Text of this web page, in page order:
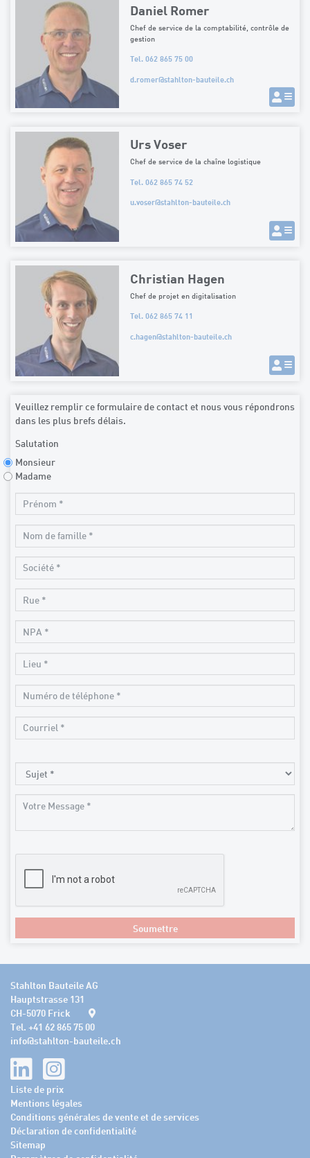
Daniel Romer
Chef de service de la comptabilité, contrôle de
gestion
Tel. 062 865 75 00
d.romer@stahlton-bauteile.ch
Urs Voser
Chef de service de la chaîne logistique
Tel. 062 865 74 52
u.voser@stahlton-bauteile.ch
Christian Hagen
Chef de projet en digitalisation
Tel. 062 865 74 11
c.hagen@stahlton-bauteile.ch
Veuillez remplir ce formulaire de contact et nous vous répondrons
dans les plus brefs délais.
Salutation
Monsieur
Madame
Soumettre
Stahlton Bauteile AG
Hauptstrasse 131
CH-5070 Frick
Tel. +41 62 865 75 00
info@stahlton-bauteile.ch
Liste de prix
Mentions légales
Conditions générales de vente et de services
Déclaration de confidentialité
Sitemap